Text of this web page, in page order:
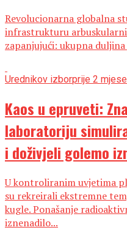
Revolucionarna globalna
infrastrukturu
zapanjujući: ukupna
Urednikov izborprije 2
Kaos u epruveti:
laboratoriju
i doživjeli golemo
U kontroliranim uvjetima
su rekreirali ekstremne
kugle. Ponašanje
iznenadilo...